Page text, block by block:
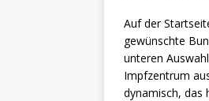
Auf der
gewünschte
unteren
Impfzentrum
dynamisch, das